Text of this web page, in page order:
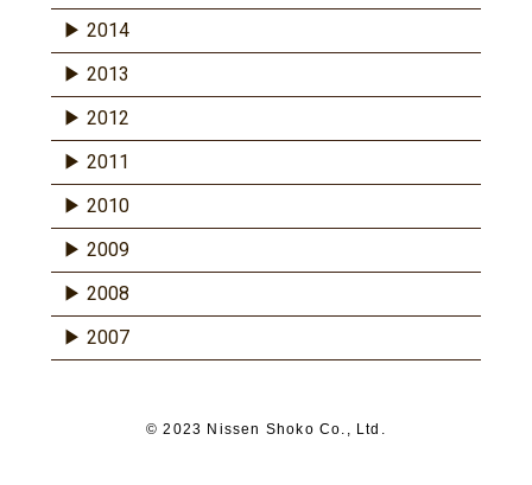
2014
2013
2012
2011
2010
2009
2008
2007
© 2023 Nissen Shoko Co., Ltd.